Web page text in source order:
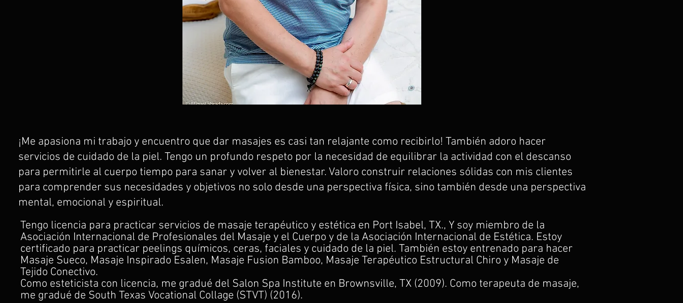
¡Me apasiona mi trabajo y encuentro que dar masajes es casi tan relajante como recibirlo! También adoro hacer
servicios de cuidado de la piel. Tengo un profundo respeto por la necesidad de equilibrar la actividad con el descanso
para permitirle al cuerpo tiempo para sanar y volver al bienestar. Valoro construir relaciones sólidas con mis clientes
para comprender sus necesidades y objetivos no solo desde una perspectiva física, sino también desde una perspectiva
mental, emocional y espiritual.
Tengo licencia para practicar servicios de masaje terapéutico y estética en Port Isabel, TX., Y soy miembro de la
Asociación Internacional de Profesionales del Masaje y el Cuerpo y de la Asociación Internacional de Estética. Estoy
certificado para practicar peelings químicos, ceras, faciales y cuidado de la piel. También estoy entrenado para hacer
Masaje Sueco, Masaje Inspirado Esalen, Masaje Fusion Bamboo, Masaje Terapéutico Estructural Chiro y Masaje de
Tejido Conectivo.
Como esteticista con licencia, me gradué del Salon Spa Institute en Brownsville, TX (2009). Como terapeuta de masaje,
me gradué de South Texas Vocational Collage (STVT) (2016).